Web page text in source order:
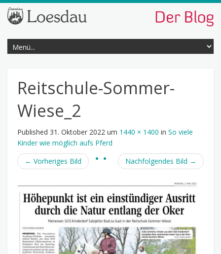
Reitschule-Sommer-
Wiese_2
Published 31. Oktober 2022 um 1440 × 1400 in So viele
Kinder wie möglich aufs Pferd
← Vorheriges Bild Nachfolgendes Bild →